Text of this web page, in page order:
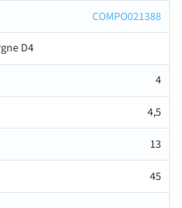
COMPO021388
D4
4
4,5
13
45